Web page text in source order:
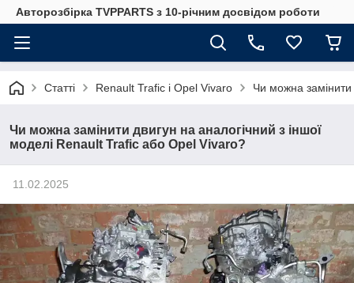
Авторозбірка TVPPARTS з 10-річним досвідом роботи
Статті Renault Trafic і Opel Vivaro Чи можна замінити
Чи можна замінити двигун на аналогічний з іншої
моделі Renault Trafic або Opel Vivaro?
11.02.2025